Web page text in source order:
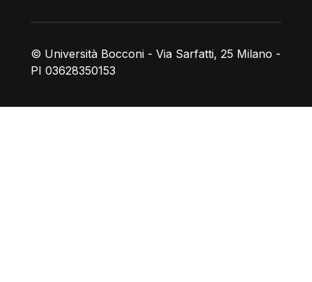
© Università Bocconi - Via Sarfatti, 25 Milano -
PI 03628350153